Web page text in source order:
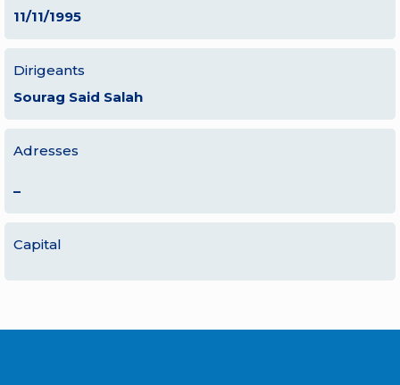
11/11/1995
Dirigeants
Sourag Said Salah
Adresses
–
Capital